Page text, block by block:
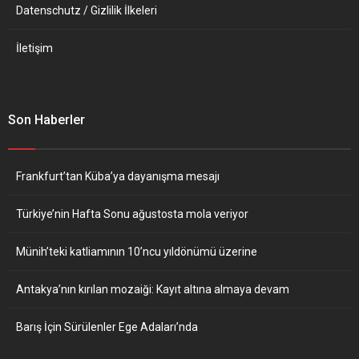
Datenschutz / Gizlilik İlkeleri
İletişim
Son Haberler
Frankfurt’tan Küba’ya dayanışma mesajı
Türkiye’nin Hafta Sonu ağustosta mola veriyor
Münih’teki katliamının 10’ncu yıldönümü üzerine
Antakya’nın kırılan mozaiği: Kayıt altına almaya devam
Barış İçin Sürülenler Ege Adaları’nda